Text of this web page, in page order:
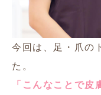
今回は、足・爪の
た。
「こんなことで皮